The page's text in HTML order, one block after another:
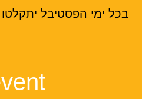
בכל ימי הפסטיבל יתקלטו